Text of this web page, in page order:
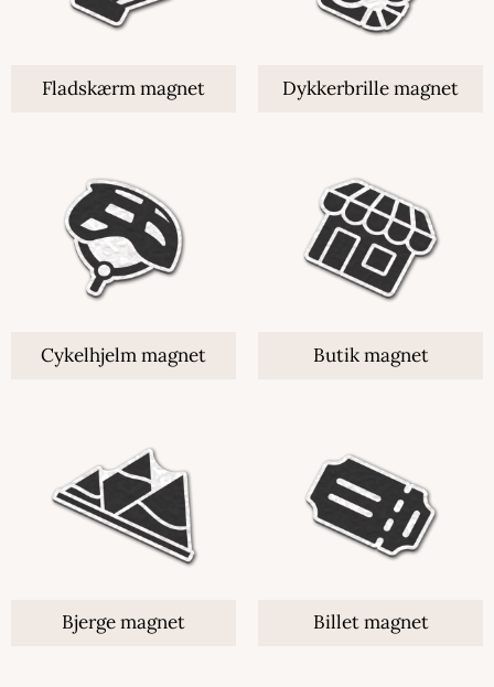
Fladskærm magnet Dykkerbrille magnet
Cykelhjelm magnet Butik magnet
Bjerge magnet Billet magnet